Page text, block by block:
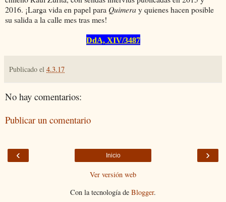
2016. ¡Larga vida en papel para Quimeray quienes hacen posible
su salida a la calle mes tras mes!
DdA, XIV/3487
Publicado el 4.3.17
No hay comentarios:
Publicar un comentario
‹ ›
Inicio
Ver versión web
Con la tecnología de Blogger.